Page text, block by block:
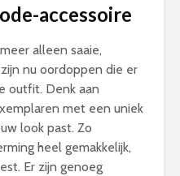
accessoire
alleen saaie,
nu oordoppen die er
outfit. Denk aan
met een uniek
look past. Zo
heel gemakkelijk,
Er zijn genoeg